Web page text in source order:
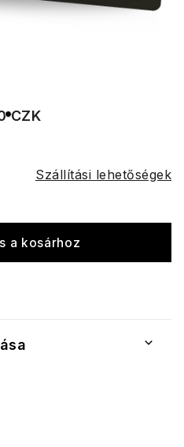
CZK
Szállítási lehetőségek
a kosárhoz